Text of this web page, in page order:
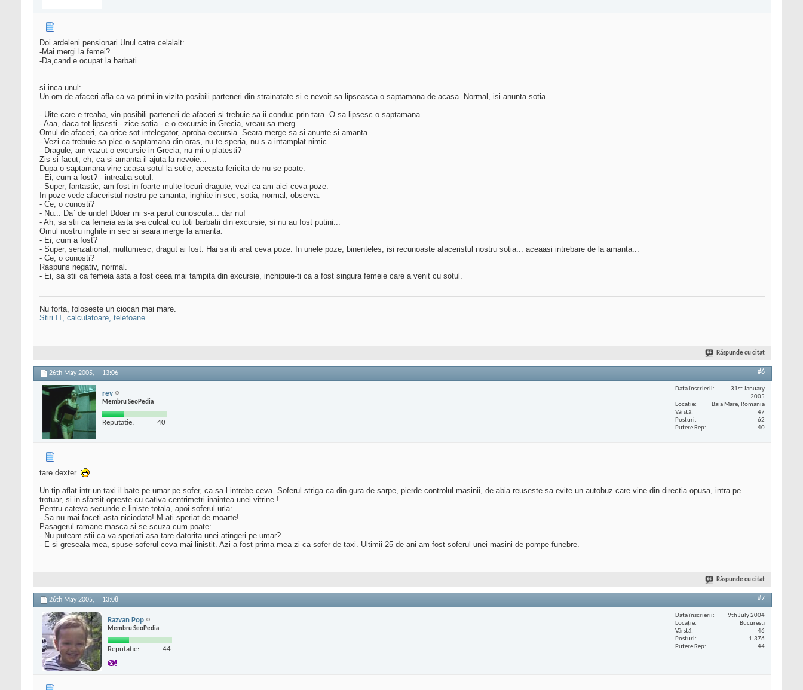
Doi ardeleni pensionari.Unul catre celalalt:
-Mai mergi la femei?
-Da,cand e ocupat la barbati.
si inca unul:
Un om de afaceri afla ca va primi in vizita posibili parteneri din strainatate si e nevoit sa lipseasca o saptamana de acasa. Normal, isi anunta sotia.
- Uite care e treaba, vin posibili parteneri de afaceri si trebuie sa ii conduc prin tara. O sa lipsesc o saptamana.
- Aaa, daca tot lipsesti - zice sotia - e o excursie in Grecia, vreau sa merg.
Omul de afaceri, ca orice sot intelegator, aproba excursia. Seara merge sa-si anunte si amanta.
- Vezi ca trebuie sa plec o saptamana din oras, nu te speria, nu s-a intamplat nimic.
- Dragule, am vazut o excursie in Grecia, nu mi-o platesti?
Zis si facut, eh, ca si amanta il ajuta la nevoie...
Dupa o saptamana vine acasa sotul la sotie, aceasta fericita de nu se poate.
- Ei, cum a fost? - intreaba sotul.
- Super, fantastic, am fost in foarte multe locuri dragute, vezi ca am aici ceva poze.
In poze vede afaceristul nostru pe amanta, inghite in sec, sotia, normal, observa.
- Ce, o cunosti?
- Nu... Da` de unde! Ddoar mi s-a parut cunoscuta... dar nu!
- Ah, sa stii ca femeia asta s-a culcat cu toti barbatii din excursie, si nu au fost putini...
Omul nostru inghite in sec si seara merge la amanta.
- Ei, cum a fost?
- Super, senzational, multumesc, dragut ai fost. Hai sa iti arat ceva poze. In unele poze, binenteles, isi recunoaste afaceristul nostru sotia... aceaasi intrebare de la amanta...
- Ce, o cunosti?
Raspuns negativ, normal.
- Ei, sa stii ca femeia asta a fost ceea mai tampita din excursie, inchipuie-ti ca a fost singura femeie care a venit cu sotul.
Nu forta, foloseste un ciocan mai mare.
Stiri IT, calculatoare, telefoane
Răspunde cu citat
26th May 2005, 13:06 #6
rev
Membru SeoPedia
Reputatie: 40
Data înscrierii
31st January
2005
Locaţie
Baia Mare, Romania
Vârstă
47
Posturi
62
Putere Rep
40
tare dexter.
Un tip aflat intr-un taxi il bate pe umar pe sofer, ca sa-l intrebe ceva. Soferul striga ca din gura de sarpe, pierde controlul masinii, de-abia reuseste sa evite un autobuz care vine din directia opusa, intra pe
trotuar, si in sfarsit opreste cu cativa centrimetri inaintea unei vitrine.!
Pentru cateva secunde e liniste totala, apoi soferul urla:
- Sa nu mai faceti asta niciodata! M-ati speriat de moarte!
Pasagerul ramane masca si se scuza cum poate:
- Nu puteam stii ca va speriati asa tare datorita unei atingeri pe umar?
- E si greseala mea, spuse soferul ceva mai linistit. Azi a fost prima mea zi ca sofer de taxi. Ultimii 25 de ani am fost soferul unei masini de pompe funebre.
Răspunde cu citat
26th May 2005, 13:08 #7
Razvan Pop
Membru SeoPedia
Reputatie: 44
Data înscrierii
9th July 2004
Locaţie
Bucuresti
Vârstă
46
Posturi
1.376
Putere Rep
44